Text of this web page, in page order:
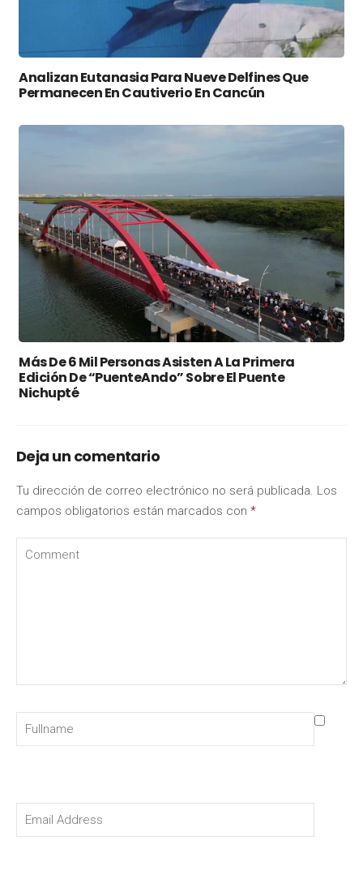
Analizan Eutanasia Para Nueve Delfines Que
Permanecen En Cautiverio En Cancún
Más De 6 Mil Personas Asisten A La Primera
Edición De “PuenteAndo” Sobre El Puente
Nichupté
Deja un comentario
Tu dirección de correo electrónico no será publicada. Los
campos obligatorios están marcados con *